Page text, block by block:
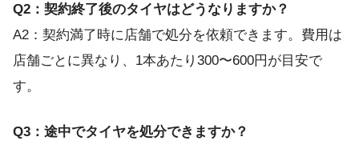
Q2：契約終了後のタイヤはどうなりますか？
A2：契約満了時に店舗で処分を依頼できます。費用は
店舗ごとに異なり、1本あたり300〜600円が目安で
す。
Q3：途中でタイヤを処分できますか？